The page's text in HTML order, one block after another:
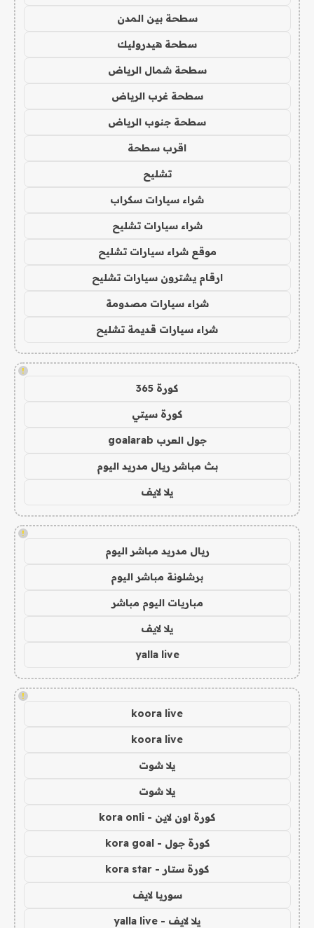
سطحة بين المدن
سطحة هيدروليك
سطحة شمال الرياض
سطحة غرب الرياض
سطحة جنوب الرياض
اقرب سطحة
تشليح
شراء سيارات سكراب
شراء سيارات تشليح
موقع شراء سيارات تشليح
ارقام يشترون سيارات تشليح
شراء سيارات مصدومة
شراء سيارات قديمة تشليح
!
كورة 365
كورة سيتي
جول العرب goalarab
بث مباشر ريال مدريد اليوم
يلا لايف
!
ريال مدريد مباشر اليوم
برشلونة مباشر اليوم
مباريات اليوم مباشر
يلا لايف
yalla live
!
koora live
koora live
يلا شوت
يلا شوت
كورة اون لاين - kora onli
كورة جول - kora goal
كورة ستار - kora star
سوريا لايف
يلا لايف - yalla live